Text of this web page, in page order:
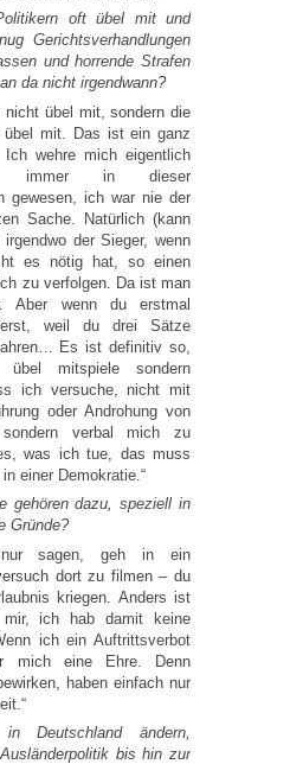
oft übel mit und
Gerichtsverhandlungen
und horrende Strafen
da nicht irgendwann?
nicht übel mit, sondern die
übel mit. Das ist ein ganz
Ich wehre mich eigentlich
in dieser
gewesen, ich war nie der
Sache. Natürlich (kann
der Sieger, wenn
es nötig hat, so einen
zu verfolgen. Da ist man
Aber wenn du erstmal
weil du drei Sätze
Es ist definitiv so,
mitspiele sondern
ich versuche, nicht mit
oder Androhung von
sondern verbal mich zu
was ich tue, das muss
einer Demokratie.“
gehören dazu, speziell in
Gründe?
sagen, geh in ein
dort zu filmen – du
kriegen. Anders ist
ich hab damit keine
ich ein Auftrittsverbot
mich eine Ehre. Denn
haben einfach nur
Deutschland ändern,
bis hin zur